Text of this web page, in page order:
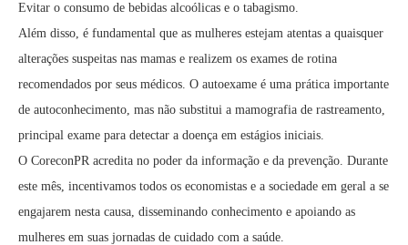
Evitar o consumo de bebidas alcoólicas e o tabagismo.
Além disso, é fundamental que as mulheres estejam atentas a quaisquer
alterações suspeitas nas mamas e realizem os exames de rotina
recomendados por seus médicos. O autoexame é uma prática importante
de autoconhecimento, mas não substitui a mamografia de rastreamento,
principal exame para detectar a doença em estágios iniciais.
O CoreconPR acredita no poder da informação e da prevenção. Durante
este mês, incentivamos todos os economistas e a sociedade em geral a se
engajarem nesta causa, disseminando conhecimento e apoiando as
mulheres em suas jornadas de cuidado com a saúde.